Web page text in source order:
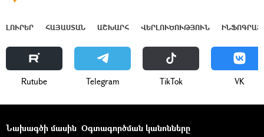
ԼՈՒՐԵՐ ՀԱՅԱՍՏԱՆ ԱՇԽԱՐՀ ՎԵՐԼՈՒԾՈՒԹՅՈՒՆ
Rutube Telegram ТikТоk VK
Նախագծի մասին Օգտագործման կանոնները